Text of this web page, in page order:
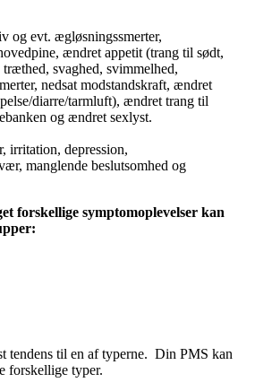
og evt. ægløsningssmerter,
ændret appetit (trang til sødt,
svaghed, svimmelhed,
nedsat modstandskraft, ændret
diarre/tarmluft), ændret trang til
og ændret sexlyst.
irritation, depression,
manglende beslutsomhed og
forskellige symptomoplevelser kan
tendens til en af typerne. Din PMS kan
forskellige typer.